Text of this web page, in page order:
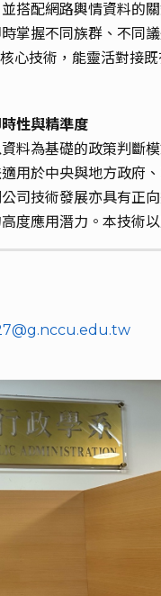
搭配網路輿情資料的
掌握不同族群、不同
心技術，能靈活對
性與精準度
料為基礎的政策判斷
用於中央與地方政府
司技術發展亦具有正
度應用潛力。本技術